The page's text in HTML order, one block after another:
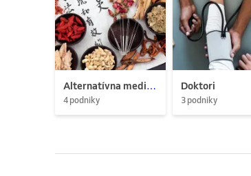
Alternatívna medicína
4 podniky
Doktori
3 podniky